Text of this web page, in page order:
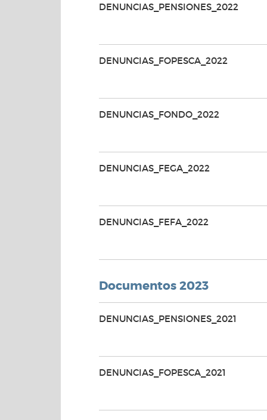
DENUNCIAS_PENSIONES_2022
DENUNCIAS_FOPESCA_2022
DENUNCIAS_FONDO_2022
DENUNCIAS_FEGA_2022
DENUNCIAS_FEFA_2022
Documentos 2023
DENUNCIAS_PENSIONES_2021
DENUNCIAS_FOPESCA_2021